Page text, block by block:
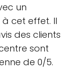
un
cet effet. Il
des clients
sont
de 0/5.